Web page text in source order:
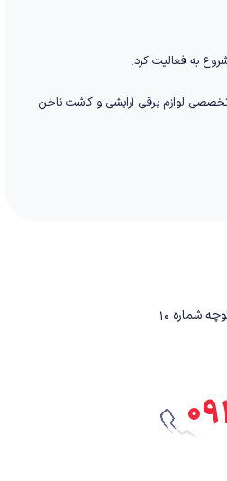
لوازم برقی آرایشی و کاشت ناخن